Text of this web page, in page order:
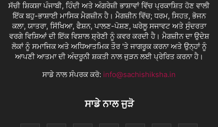
ਸੱਚੀ ਸ਼ਿਕਸ਼ਾ ਪੰਜਾਬੀ, ਹਿੰਦੀ ਅਤੇ ਅੰਗਰੇਜ਼ੀ ਭਾਸ਼ਾਵਾਂ ਵਿੱਚ ਪ੍ਰਕਾਸ਼ਿਤ ਹੋਣ ਵਾਲੀ
ਇੱਕ ਬਹੁ-ਭਾਸ਼ਾਈ ਮਾਸਿਕ ਮੈਗਜ਼ੀਨ ਹੈ। ਮੈਗਜ਼ੀਨ ਵਿੱਚ; ਧਰਮ, ਸਿਹਤ, ਭੋਜਨ
ਕਲਾ, ਯਾਤਰਾ, ਸਿੱਖਿਆ, ਫੈਸ਼ਨ, ਪਾਲਣ-ਪੋਸ਼ਣ, ਘਰੇਲੂ ਸਜਾਵਟ ਅਤੇ ਸੁੰਦਰਤਾ
ਵਰਗੇ ਵਿਸ਼ਿਆਂ ਦੀ ਇੱਕ ਵਿਸ਼ਾਲ ਸ਼੍ਰੇਣੀ ਨੂੰ ਕਵਰ ਕਰਦੀ ਹੈ। ਮੈਗਜ਼ੀਨ ਦਾ ਉਦੇਸ਼
ਲੋਕਾਂ ਨੂੰ ਸਮਾਜਿਕ ਅਤੇ ਅਧਿਆਤਮਿਕ ਤੌਰ 'ਤੇ ਜਾਗਰੂਕ ਕਰਨਾ ਅਤੇ ਉਨ੍ਹਾਂ ਨੂੰ
ਆਪਣੀ ਆਤਮਾ ਦੀ ਅੰਦਰੂਨੀ ਸ਼ਕਤੀ ਨਾਲ ਜੁੜਨ ਲਈ ਪ੍ਰੇਰਿਤ ਕਰਨਾ ਹੈ।
ਸਾਡੇ ਨਾਲ ਸੰਪਰਕ ਕਰੋ: info@sachishiksha.in
ਸਾਡੇ ਨਾਲ ਜੁੜੋ